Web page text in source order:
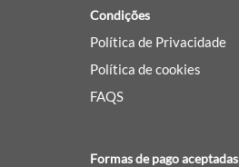
Condições
Política de Privacidade
Política de cookies
FAQS
Formas de pago aceptadas